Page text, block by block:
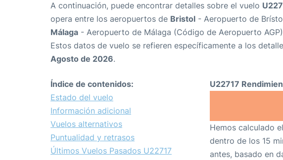
A continuación, puede encontrar detalles sobre el vuelo
opera entre los aeropuertos de Bristol - Aeropuerto de
Málaga - Aeropuerto de Málaga (Código de Aeropuerto
Estos datos de vuelo se refieren específicamente a los
Agosto de 2026.
Índice de contenidos:
Estado del vuelo
Información adicional
Vuelos alternativos
Puntualidad y retrasos
Últimos Vuelos Pasados U22717
U22717
Hemos calculado
dentro de los 15
antes, basado en